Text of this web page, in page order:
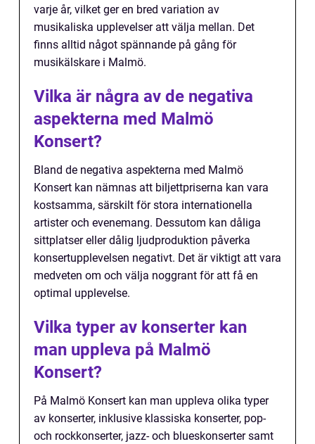
varje år, vilket ger en bred variation av
musikaliska upplevelser att välja mellan. Det
finns alltid något spännande på gång för
musikälskare i Malmö.
Vilka är några av de negativa
aspekterna med Malmö
Konsert?
Bland de negativa aspekterna med Malmö
Konsert kan nämnas att biljettpriserna kan vara
kostsamma, särskilt för stora internationella
artister och evenemang. Dessutom kan dåliga
sittplatser eller dålig ljudproduktion påverka
konsertupplevelsen negativt. Det är viktigt att vara
medveten om och välja noggrant för att få en
optimal upplevelse.
Vilka typer av konserter kan
man uppleva på Malmö
Konsert?
På Malmö Konsert kan man uppleva olika typer
av konserter, inklusive klassiska konserter, pop-
och rockkonserter, jazz- och blueskonserter samt